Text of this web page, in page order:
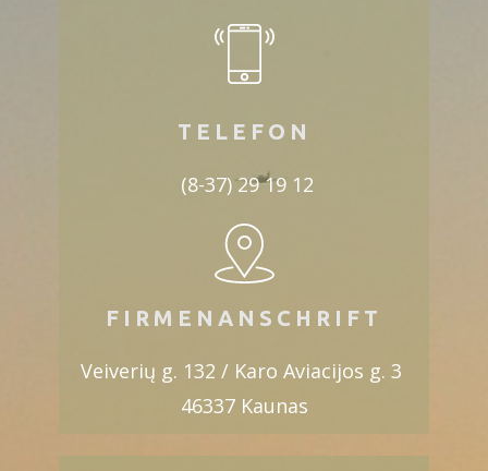
TELEFON
​ (8-37) 29 19 12
FIRMENANSCHRIFT
​Veiverių g. 132 / Karo Aviacijos g. 3
46337 Kaunas